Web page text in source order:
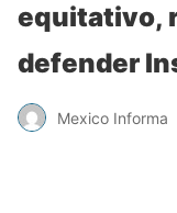
equitativo,
defender
Mexico Informa